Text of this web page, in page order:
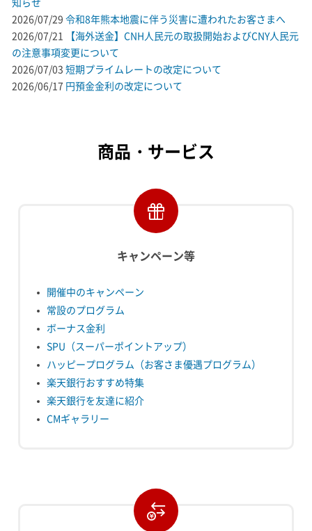
2026/07/29 令和8年熊本地震に伴う災害に遭われたお客さまへ
2026/07/21
【海外送金】CNH人民元の取扱開始およびCNY人民元
の注意事項変更について
2026/07/03 短期プライムレートの改定について
2026/06/17 円預金金利の改定について
商品・サービス
キャンペーン等
開催中のキャンペーン
常設のプログラム
ボーナス金利
SPU（スーパーポイントアップ）
ハッピープログラム（お客さま優遇プログラム）
楽天銀行おすすめ特集
楽天銀行を友達に紹介
CMギャラリー